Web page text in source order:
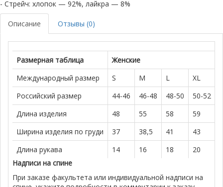
- Стрейч: хлопок — 92%, лайкра — 8%
Описание Отзывы (0)
Размерная таблица Женские
Международный размер
S M L XL
Российский размер
44-46 46-48 48-50 50-52
Длина изделия
48 55 58 59
Ширина изделия по груди
37 38,5 41 43
Длина рукава
14 16 18 20
Надписи на спине
При заказе факультета или индивидуальной надписи на